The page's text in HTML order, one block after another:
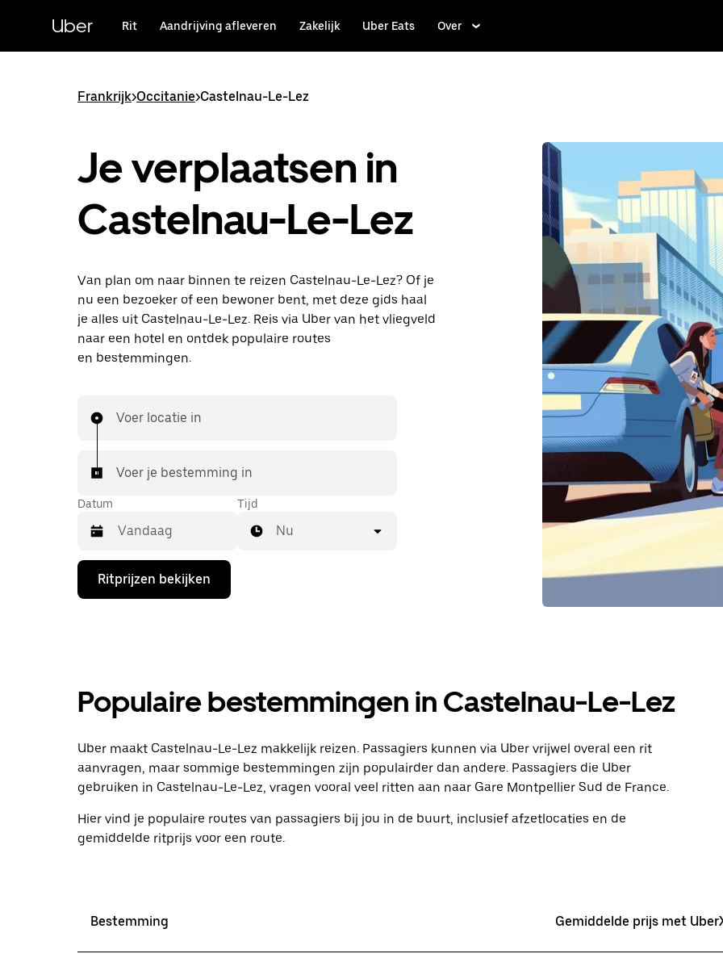
hoofdinhoudUber Rit Aandrijving afleveren Zakelijk Uber Eats Over
Frankrijk>Occitanie>Castelnau-Le-Lez
Je verplaatsen in
Castelnau-Le-Lez
Van plan om naar binnen te reizen Castelnau-Le-Lez? Of je
nu een bezoeker of een bewoner bent, met deze gids haal
je alles uit Castelnau-Le-Lez. Reis via Uber van het vliegveld
naar een hotel en ontdek populaire routes
en bestemmingen.
Voer locatie in
Voer je bestemming in
Datum
Druk
de
openen
en
datum
selecteren.
Druk
Escape
de
Tijd
Nu
Ritprijzen bekijken
Populaire bestemmingen in Castelnau-Le-Lez
Uber maakt Castelnau-Le-Lez makkelijk reizen. Passagiers kunnen via Uber vrijwel overal een rit
aanvragen, maar sommige bestemmingen zijn populairder dan andere. Passagiers die Uber
gebruiken in Castelnau-Le-Lez, vragen vooral veel ritten aan naar Gare Montpellier Sud de France.
Hier vind je populaire routes van passagiers bij jou in de buurt, inclusief afzetlocaties en de
gemiddelde ritprijs voor een route.
Bestemming Gemiddelde prijs met